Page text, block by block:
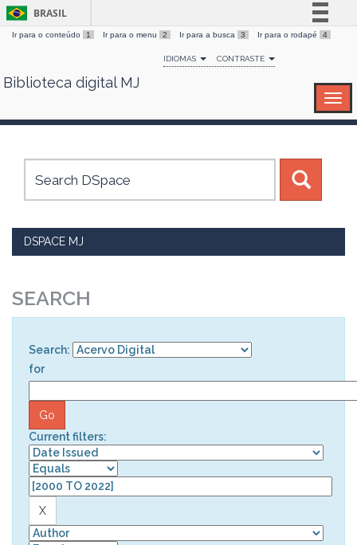
Skip
BRASIL
Simplifique!
Comunica BR
Canais
Ir para o conteúdo 1 Ir para o menu 2 Ir para a busca 3 Ir para o rodapé 4
IDIOMAS CONTRASTE
Biblioteca digital MJ
DSPACE MJ
SEARCH
Search:
for
Current filters: